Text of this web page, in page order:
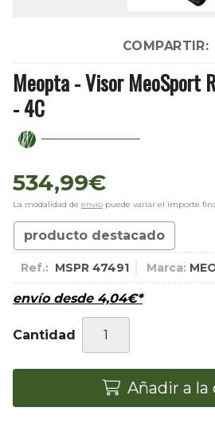
COMPARTIR:
Meopta - Visor MeoSport
- 4C
534,99€
La modalidad de envío puede variar el importe
producto destacado
Ref.: MSPR 47491 Marca:
envío desde 4,04€*
Cantidad
Añadir a la